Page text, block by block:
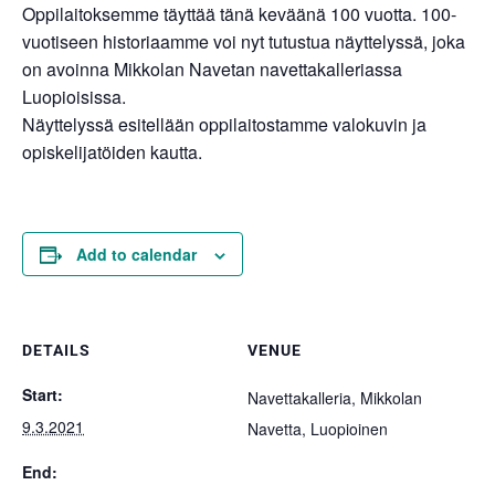
Oppilaitoksemme täyttää tänä keväänä 100 vuotta. 100-
vuotiseen historiaamme voi nyt tutustua näyttelyssä, joka
on avoinna Mikkolan Navetan navettakalleriassa
Luopioisissa.
Näyttelyssä esitellään oppilaitostamme valokuvin ja
opiskelijatöiden kautta.
Add to calendar
DETAILS
Start:
9.3.2021
End:
VENUE
Navettakalleria, Mikkolan
Navetta, Luopioinen